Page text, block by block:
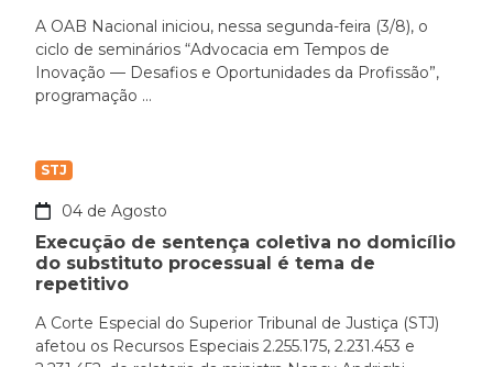
A OAB Nacional iniciou, nessa segunda-feira (3/8), o
ciclo de seminários “Advocacia em Tempos de
Inovação — Desafios e Oportunidades da Profissão”,
programação ...
STJ
04 de Agosto
Execução de sentença coletiva no domicílio
do substituto processual é tema de
repetitivo
A Corte Especial do Superior Tribunal de Justiça (STJ)
afetou os Recursos Especiais 2.255.175, 2.231.453 e